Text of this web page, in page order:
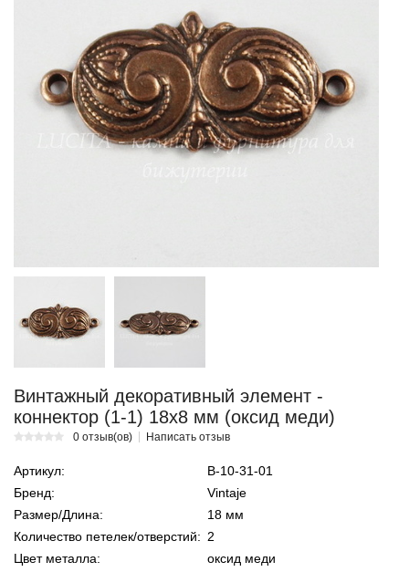
Винтажный декоративный элемент -
коннектор (1-1) 18х8 мм (оксид меди)
0 отзыв(ов) Написать отзыв
Артикул:
В-10-31-01
Бренд:
Vintaje
Размер/Длина:
18 мм
Количество петелек/отверстий: 2
Цвет металла:
оксид меди